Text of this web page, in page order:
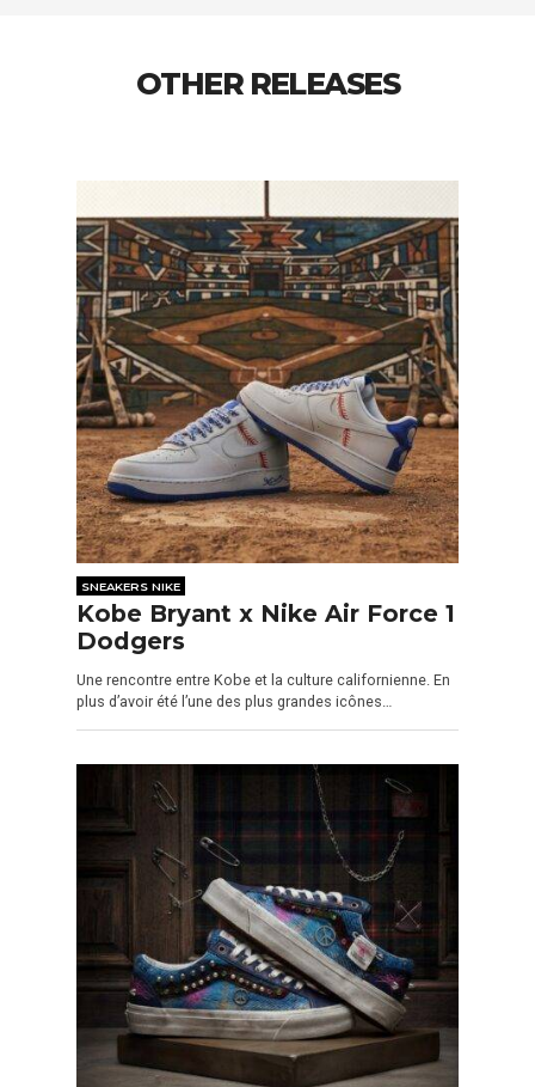
OTHER RELEASES
SNEAKERS NIKE
Kobe Bryant x Nike Air Force 1
Dodgers
Une rencontre entre Kobe et la culture californienne. En
plus d’avoir été l’une des plus grandes icônes…